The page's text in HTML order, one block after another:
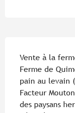
Vente à la
Ferme de
pain au levain
Facteur
des paysans